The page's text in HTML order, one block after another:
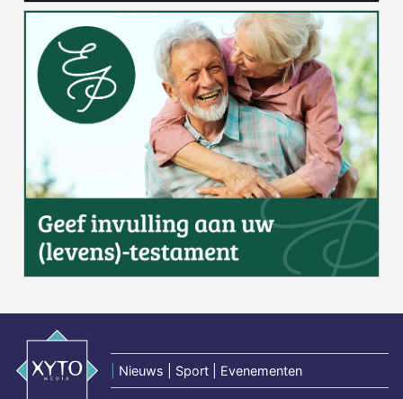
Nieuws | Sport | Evenementen